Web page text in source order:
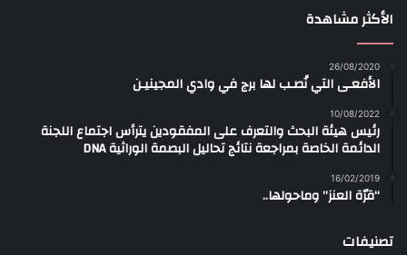
الأكثر مشاهدة
26/08/2020
الأفعـى التي نُصـب لها برج في وادي المجينيـن
10/08/2022
رئيس هيئة البحث والتعرف على المفقودين يترأس اجتماع اللجنة
الدائمة الخاصة بمراجعة نتائج تحاليل البصمة الوراثية DNA
16/02/2019
“قرّة العنز” وماحولها..
تصنيفات